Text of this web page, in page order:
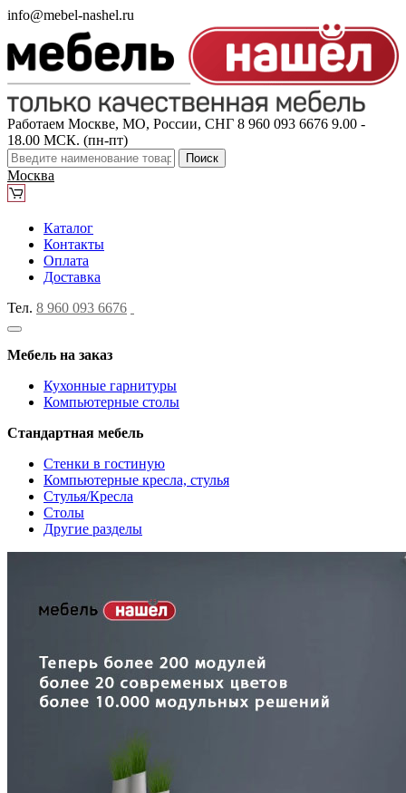
info@mebel-nashel.ru
Работаем Москве, МО, России, СНГ 8 960 093 6676 9.00 -
18.00 МСК. (пн-пт)
Поиск
Москва
Каталог
Контакты
Оплата
Доставка
Тел. 8 960 093 6676
Мебель на заказ
Кухонные гарнитуры
Компьютерные столы
Стандартная мебель
Стенки в гостиную
Компьютерные кресла, стулья
Стулья/Кресла
Столы
Другие разделы